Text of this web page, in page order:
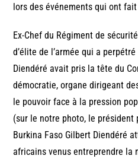
lors des événements qui ont
Ex-Chef du Régiment de
d’élite de l’armée qui a
Diendéré avait pris la tête du
démocratie, organe dirigeant
le pouvoir face à la pression
(sur le notre photo, le président
Burkina Faso Gilbert Diendéré
africains venus entreprendre la